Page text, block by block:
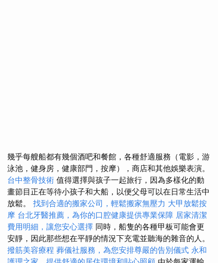
幾乎每艘船都有幾個酒吧和餐館，各種舒適服務（電影，游
泳池，健身房，健康部門，按摩），商店和其他娛樂表演。
台中整骨技術 值得選擇與孩子一起旅行，因為多樣化的動
畫節目正在等待小孩子和大船，以便父母可以在日常生活中
放鬆。 找到合適的搬家公司，輕鬆搬家無壓力 大甲放鬆按
摩 台北牙醫推薦，為你的口腔健康提供專業保障 居家清潔
費用明細，讓您安心選擇 同時，船隻的各種甲板可能會更
安靜，因此那些想在平靜的情況下充電並聽海的雜音的人。
撥筋美容療程 葬儀社服務，為您安排尊嚴的告別儀式 永和